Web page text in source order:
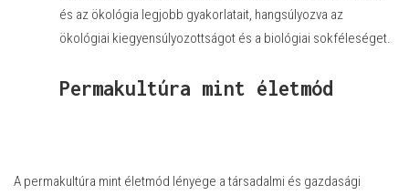
és az ökológia legjobb gyakorlatait, hangsúlyozva az
ökológiai kiegyensúlyozottságot és a biológiai sokféleséget.
Permakultúra mint életmód
A permakultúra mint életmód lényege a társadalmi és gazdasági